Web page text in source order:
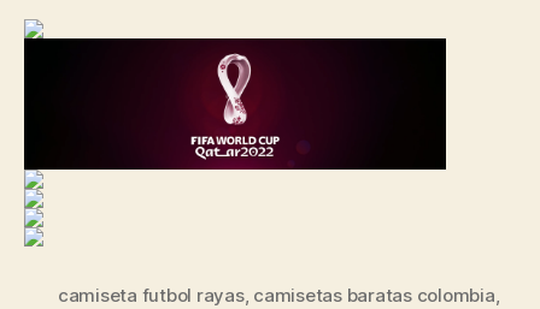
camiseta futbol rayas, camisetas baratas colombia,